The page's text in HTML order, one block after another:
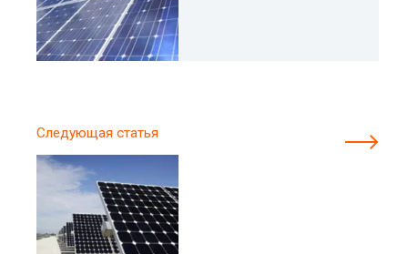
Следующая статья